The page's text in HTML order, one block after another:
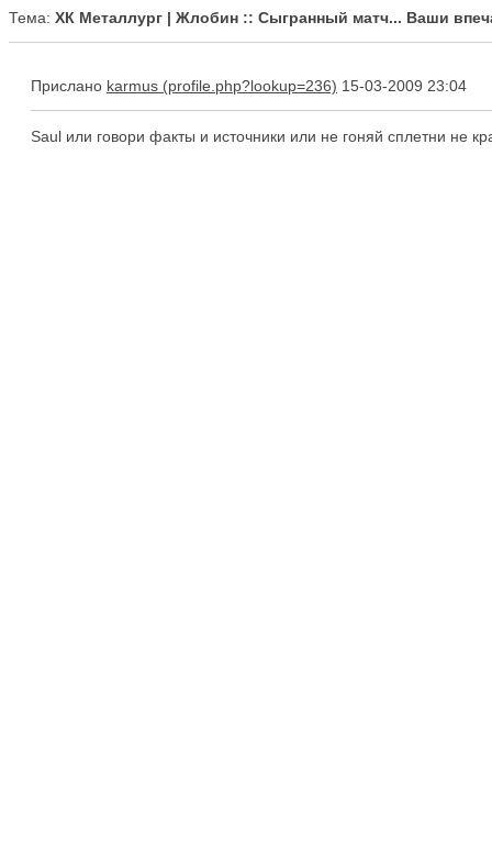
Тема: ХК Металлург | Жлобин :: Сыгранный матч... Ваши
Прислано karmus 15-03-2009 23:04
Saul или говори факты и источники или не гоняй сплетни не